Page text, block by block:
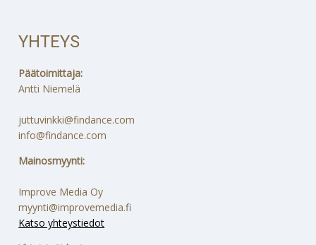
YHTEYS
Päätoimittaja:
Antti Niemelä
juttuvinkki@findance.com
info@findance.com
Mainosmyynti:
Improve Media Oy
myynti@improvemedia.fi
Katso yhteystiedot